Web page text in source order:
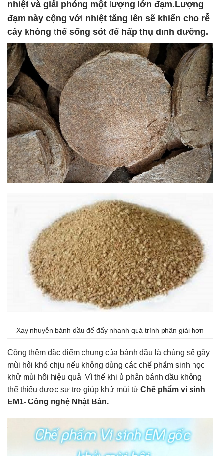
nhiệt và giải phóng một lượng lớn đạm.Lượng
đạm này cộng với nhiệt tăng lên sẽ khiến cho rễ
cây không thể sống sót để hấp thụ dinh dưỡng.
Xay nhuyễn bánh dầu để đẩy nhanh quá trình phân giải hơn
Cộng thêm đặc điểm chung của bánh dầu là chúng sẽ gây
mùi hôi khó chịu nếu không dùng các chế phẩm sinh học
khử mùi hôi hiệu quả. Vì thế khi ủ phân bánh dầu không
thể thiếu được sự trợ giúp khử mùi từ Chế phẩm vi sinh
EM1- Công nghệ Nhật Bản.